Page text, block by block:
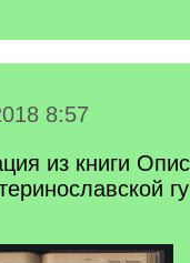
8:57
из книги